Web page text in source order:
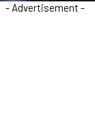
- Advertisement -